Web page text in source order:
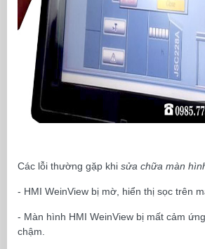
Các lỗi thường gặp khi sửa chữa màn
- HMI WeinView bị mờ, hiển thị sọc trên
- Màn hình HMI WeinView bị mất cảm
chậm.